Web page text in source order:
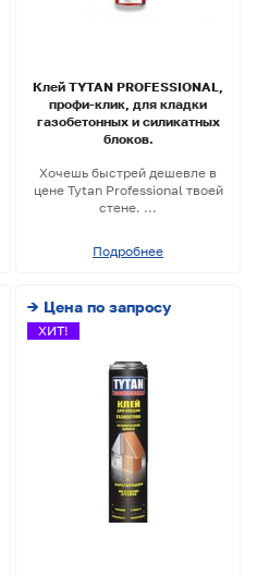
Клей TYTAN PROFESSIONAL,
профи-клик, для кладки
газобетонных и силикатных
блоков.
Хочешь быстрей дешевле в
цене Tytan Professional твоей
стене. ...
Подробнее
→ Цена по запросу
ХИТ!